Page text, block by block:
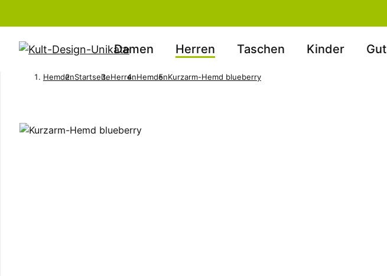
Damen Herren Taschen Kinder
HemdenStartseiteHerrenHemdenKurzarm-Hemd blueberry